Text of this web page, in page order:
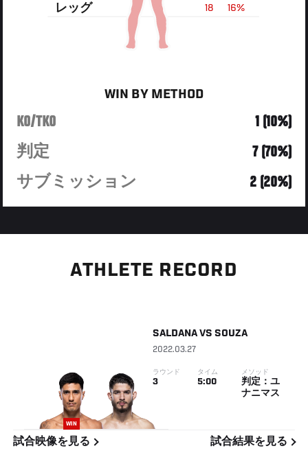
16%
18
レッグ
WIN BY METHOD
KO/TKO
1 (10%)
判定
7 (70%)
サブミッション
2 (20%)
ATHLETE RECORD
WIN
SALDANAVS SOUZA
2022.03.27
ラウンド
3
タイム
5:00
メソッド
判定：ユ
ナニマス
試合映像を見る 試合結果を見る